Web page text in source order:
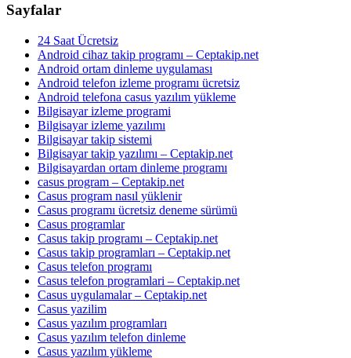
Sayfalar
24 Saat Ücretsiz
Android cihaz takip programı – Ceptakip.net
Android ortam dinleme uygulaması
Android telefon izleme programı ücretsiz
Android telefona casus yazılım yükleme
Bilgisayar izleme programi
Bilgisayar izleme yazılımı
Bilgisayar takip sistemi
Bilgisayar takip yazılımı – Ceptakip.net
Bilgisayardan ortam dinleme programı
casus program – Ceptakip.net
Casus program nasıl yüklenir
Casus programı ücretsiz deneme sürümü
Casus programlar
Casus takip programı – Ceptakip.net
Casus takip programları – Ceptakip.net
Casus telefon programı
Casus telefon programlari – Ceptakip.net
Casus uygulamalar – Ceptakip.net
Casus yazilim
Casus yazılım programları
Casus yazılım telefon dinleme
Casus yazılım yükleme